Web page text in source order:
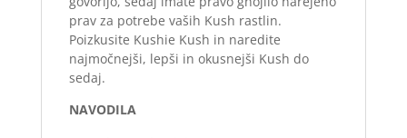
prav za potrebe vaših Kush rastlin.
Poizkusite Kushie Kush in naredite
najmočnejši, lepši in okusnejši Kush do
sedaj.
NAVODILA